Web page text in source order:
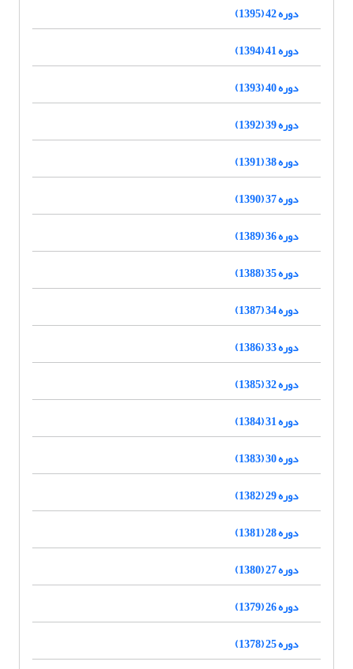
دوره 42 (1395)
دوره 41 (1394)
دوره 40 (1393)
دوره 39 (1392)
دوره 38 (1391)
دوره 37 (1390)
دوره 36 (1389)
دوره 35 (1388)
دوره 34 (1387)
دوره 33 (1386)
دوره 32 (1385)
دوره 31 (1384)
دوره 30 (1383)
دوره 29 (1382)
دوره 28 (1381)
دوره 27 (1380)
دوره 26 (1379)
دوره 25 (1378)